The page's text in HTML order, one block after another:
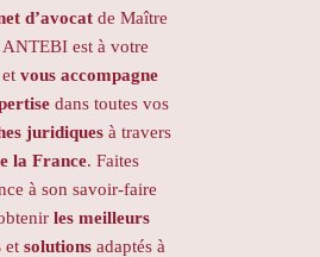
d’avocatde Maître
est à votre
vous accompagne
dans toutes vos
juridiquesà travers
la France. Faites
à son savoir-faire
les meilleurs
et solutions adaptés à